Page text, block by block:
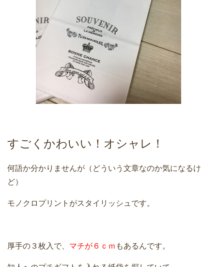
すごくかわいい！オシャレ！
何語か分かりませんが（どういう文章なのか気になるけ
ど）
モノクロプリントがスタイリッシュです。
厚手の３枚入で、 マチが６ｃｍ もあるんです。